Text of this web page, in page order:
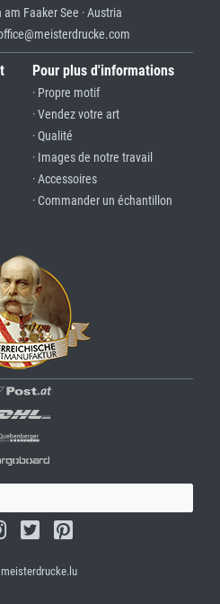
Faaker See · Austria
Pour plus d'informations
· Propre motif
· Vendez votre art
· Qualité
· Images de notre travail
· Accessoires
· Commander un échantillon